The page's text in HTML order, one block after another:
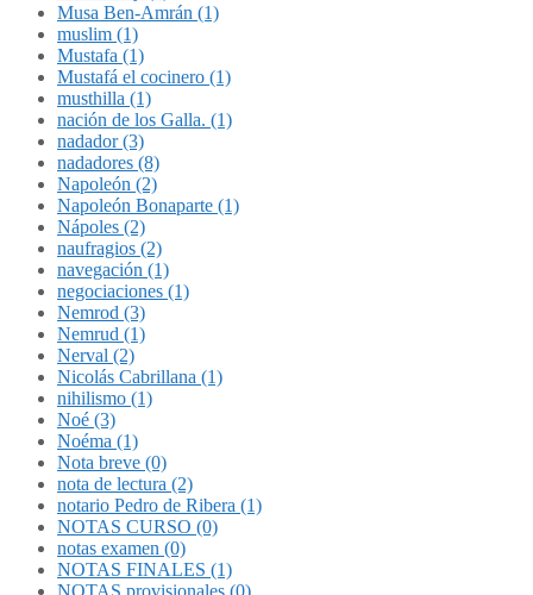
Musa Ben-Amrán (1)
muslim (1)
Mustafa (1)
Mustafá el cocinero (1)
musthilla (1)
nación de los Galla. (1)
nadador (3)
nadadores (8)
Napoleón (2)
Napoleón Bonaparte (1)
Nápoles (2)
naufragios (2)
navegación (1)
negociaciones (1)
Nemrod (3)
Nemrud (1)
Nerval (2)
Nicolás Cabrillana (1)
nihilismo (1)
Noé (3)
Noéma (1)
Nota breve (0)
nota de lectura (2)
notario Pedro de Ribera (1)
NOTAS CURSO (0)
notas examen (0)
NOTAS FINALES (1)
NOTAS provisionales (0)